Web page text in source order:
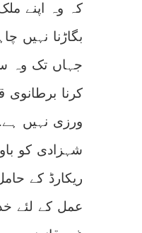
کہ وہ اپنے
بگاڑنا نہیں
جہاں تک وہ
کرنا برطانوی
ورزی نہیں
شہزادی کو
ریکارڈ کے
عمل کے لئے